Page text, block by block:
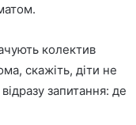
колектив
скажіть, діти не
запитання: де